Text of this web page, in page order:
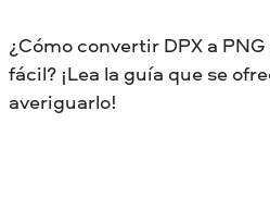
¿Cómo convertir DPX a
fácil? ¡Lea la guía que se
averiguarlo!